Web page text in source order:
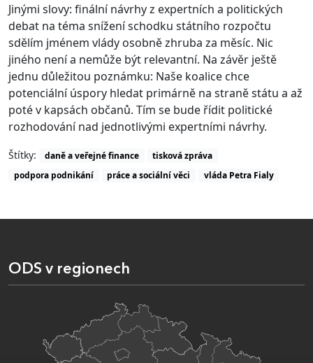
Jinými slovy: finální návrhy z expertních a politických
debat na téma snížení schodku státního rozpočtu
sdělím jménem vlády osobně zhruba za měsíc. Nic
jiného není a nemůže být relevantní. Na závěr ještě
jednu důležitou poznámku: Naše koalice chce
potenciální úspory hledat primárně na straně státu a až
poté v kapsách občanů. Tím se bude řídit politické
rozhodování nad jednotlivými expertními návrhy.
Štítky: daně a veřejné finance
tisková zpráva
podpora podnikání
práce a sociální věci vláda Petra Fialy
ODS v regionech